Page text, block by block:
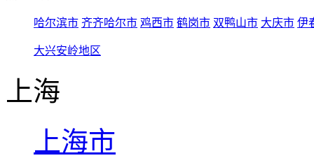
哈尔滨市 齐齐哈尔市 鸡西市 鹤岗市 双鸭山市 大庆市 伊
大兴安岭地区
上海
上海市